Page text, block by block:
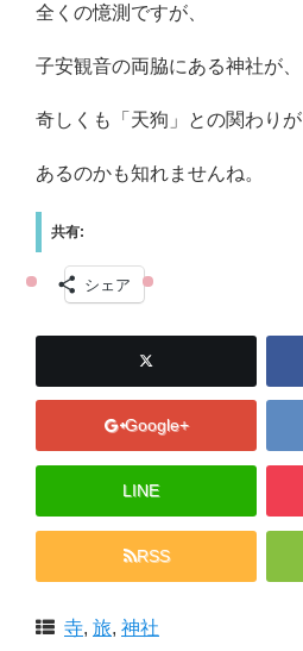
全くの憶測ですが、
子安観音の両脇にある神社が、
奇しくも「天狗」との関わりが
あるのかも知れませんね。
共有:
シェア
Google+
LINE
RSS
寺, 旅, 神社